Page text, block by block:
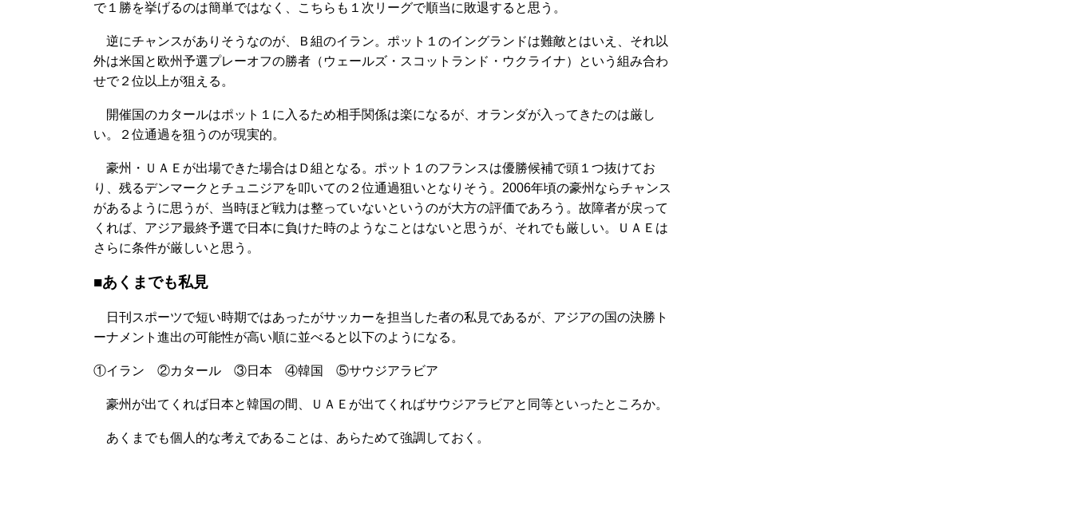
で１勝を挙げるのは簡単ではなく、こちらも１次リーグで順当に敗退すると思う。
逆にチャンスがありそうなのが、Ｂ組のイラン。ポット１のイングランドは難敵とはいえ、それ以
外は米国と欧州予選プレーオフの勝者（ウェールズ・スコットランド・ウクライナ）という組み合わ
せで２位以上が狙える。
開催国のカタールはポット１に入るため相手関係は楽になるが、オランダが入ってきたのは厳し
い。２位通過を狙うのが現実的。
豪州・ＵＡＥが出場できた場合はＤ組となる。ポット１のフランスは優勝候補で頭１つ抜けてお
り、残るデンマークとチュニジアを叩いての２位通過狙いとなりそう。2006年頃の豪州ならチャンス
があるように思うが、当時ほど戦力は整っていないというのが大方の評価であろう。故障者が戻って
くれば、アジア最終予選で日本に負けた時のようなことはないと思うが、それでも厳しい。ＵＡＥは
さらに条件が厳しいと思う。
■あくまでも私見
日刊スポーツで短い時期ではあったがサッカーを担当した者の私見であるが、アジアの国の決勝ト
ーナメント進出の可能性が高い順に並べると以下のようになる。
①イラン ②カタール ③日本 ④韓国 ⑤サウジアラビア
豪州が出てくれば日本と韓国の間、ＵＡＥが出てくればサウジアラビアと同等といったところか。
あくまでも個人的な考えであることは、あらためて強調しておく。